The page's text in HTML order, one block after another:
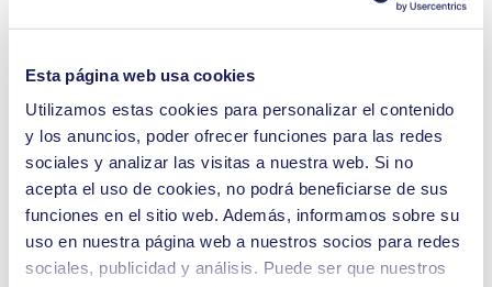
Esta página web usa cookies
Utilizamos estas cookies para personalizar el contenido
y los anuncios, poder ofrecer funciones para las redes
sociales y analizar las visitas a nuestra web. Si no
acepta el uso de cookies, no podrá beneficiarse de sus
funciones en el sitio web. Además, informamos sobre su
uso en nuestra página web a nuestros socios para redes
sociales, publicidad y análisis. Puede ser que nuestros
la bomba
Instrumentos analíticos
Seguridad y defensa
Impresión de chorro de tinta
Equipos médicos
Equipos de laboratorio
Industria química
Automoción
Limpieza y desinfección
Tecnología climática